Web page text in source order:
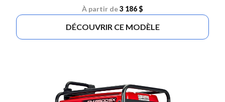
À partir de3 186 $
DÉCOUVRIR CE MODÈLE